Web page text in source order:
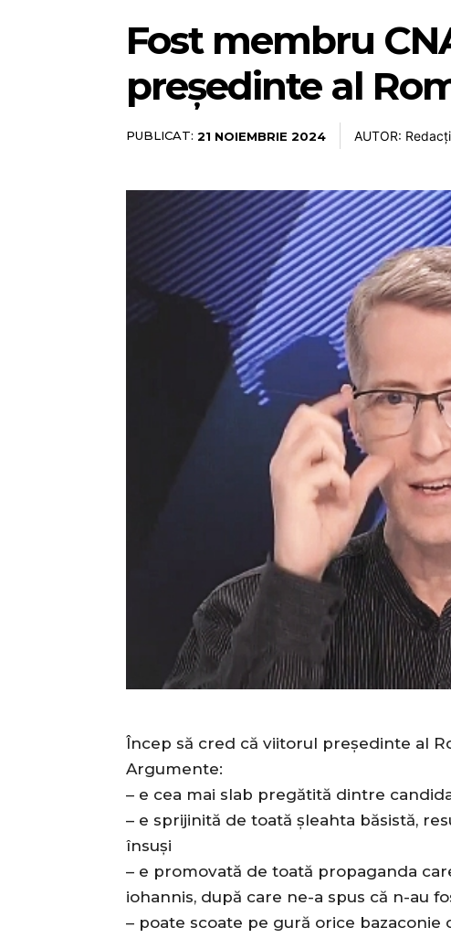
Fost membru
președinte al
PUBLICAT: 21 NOIEMBRIE 2024 AUTOR:
Încep să cred că viitorul președinte al
Argumente:
– e cea mai slab pregătită dintre
– e sprijinită de toată șleahta băsistă,
însuși
– e promovată de toată propaganda
iohannis, după care ne-a spus că n-au
– poate scoate pe gură orice